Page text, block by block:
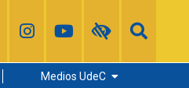
Medios UdeC